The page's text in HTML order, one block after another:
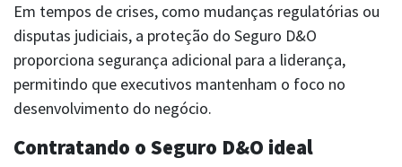
Em tempos de crises, como mudanças regulatórias ou
disputas judiciais, a proteção do Seguro D&O
proporciona segurança adicional para a liderança,
permitindo que executivos mantenham o foco no
desenvolvimento do negócio.
Contratando o Seguro D&O ideal